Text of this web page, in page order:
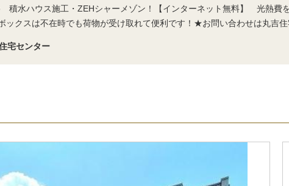
積水ハウス施工・ZEHシャーメゾン！【インターネット無料】 光熱費
ックスは不在時でも荷物が受け取れて便利です！★お問い合わせは丸吉
宅センター